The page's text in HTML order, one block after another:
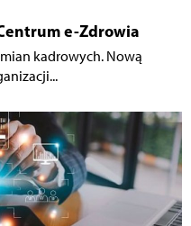
e-Zdrowia
kadrowych. Nową